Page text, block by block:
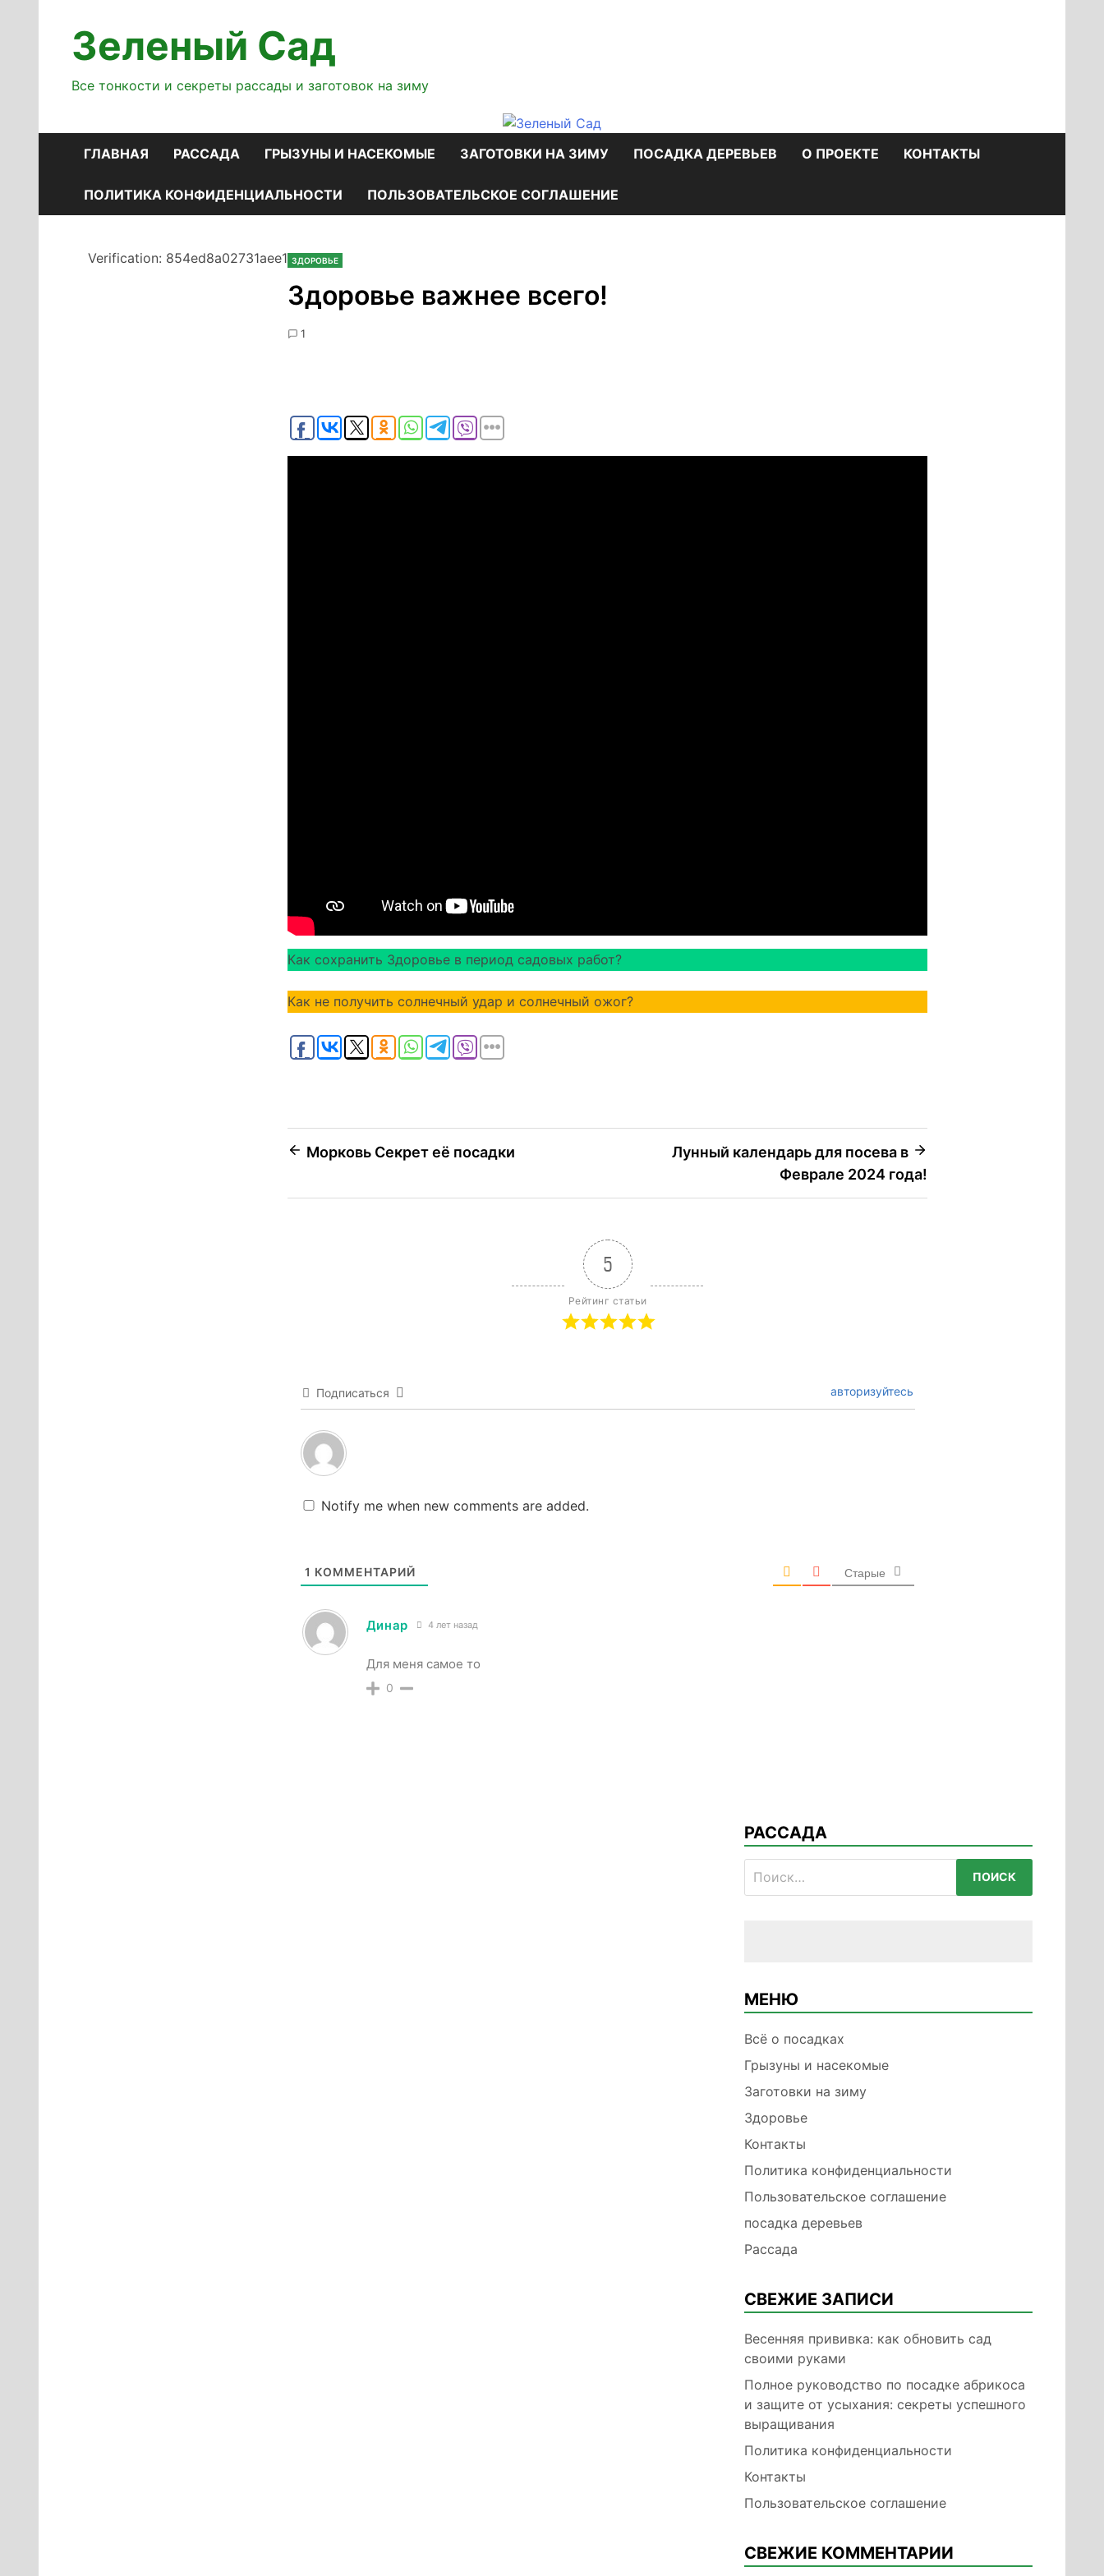
содержимому
Зеленый Сад
Все тонкости и секреты рассады и заготовок на зиму
ГЛАВНАЯ РАССАДА ГРЫЗУНЫ И НАСЕКОМЫЕ ЗАГОТОВКИ НА ЗИМУ ПОСАДКА ДЕРЕВЬЕВ О ПРОЕКТЕ КОНТАКТЫ
ПОЛИТИКА КОНФИДЕНЦИАЛЬНОСТИ ПОЛЬЗОВАТЕЛЬСКОЕ СОГЛАШЕНИЕ
Verification: 854ed8a02731aee1 ЗДОРОВЬЕ
Здоровье важнее всего!
1
Как сохранить Здоровье в период садовых работ?
Как не получить солнечный удар и солнечный ожог?
Навигация
Морковь Секрет её посадки
Лунный календарь для посева в
Феврале 2024 года!
5
Рейтинг статьи
Подписаться авторизуйтесь
Notify me when new comments are added.
1 КОММЕНТАРИЙ Старые
Динар 4 лет назад
Для меня самое то
0
РАССАДА
МЕНЮ
Всё о посадках
Грызуны и насекомые
Заготовки на зиму
Здоровье
Контакты
Политика конфиденциальности
Пользовательское соглашение
посадка деревьев
Рассада
СВЕЖИЕ ЗАПИСИ
Весенняя прививка: как обновить сад
своими руками
Полное руководство по посадке абрикоса
и защите от усыхания: секреты успешного
выращивания
Политика конфиденциальности
Контакты
Пользовательское соглашение
СВЕЖИЕ КОММЕНТАРИИ